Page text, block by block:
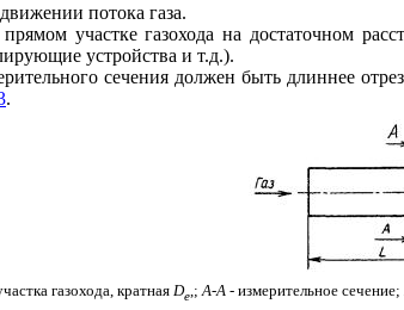
потока газа.
участке газохода на достаточном
устройства и т.д.).
сечения должен быть длиннее
.
газохода, кратная De ,; А-А - измерительное сечение;